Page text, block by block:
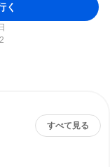
く
すべて見る